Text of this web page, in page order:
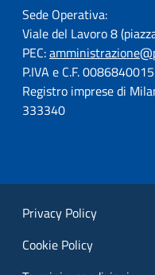
Sede Operativa:
Viale del Lavoro 8
PEC:
P.IVA e C.F.
Registro imprese di
333340
Privacy Policy
Cookie Policy